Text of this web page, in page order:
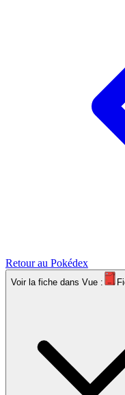
Retour au Pokédex
Voir la fiche dans Vue :